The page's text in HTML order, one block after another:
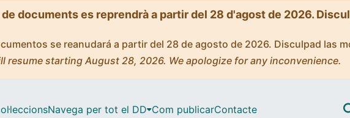
documents es reprendrà a partir del 28 d'agost de 2026.
se reanudará a partir del 28 de agosto de 2026. Disculpad las
starting August 28, 2026. We apologize for any inconvenience.
Navega per tot el DD Com publicarContacte